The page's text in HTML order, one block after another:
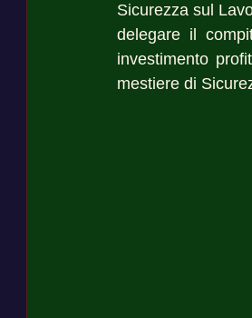
Sicurezza sul
delegare il
investimento
mestiere di